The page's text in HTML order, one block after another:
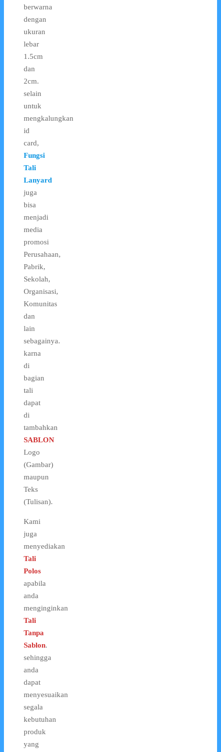
berwarna
dengan
ukuran
lebar
1.5cm
dan
2cm.
selain
untuk
mengkalungkan
id
card,
Fungsi
Tali
Lanyard
juga
bisa
menjadi
media
promosi
Perusahaan,
Pabrik,
Sekolah,
Organisasi,
Komunitas
dan
lain
sebagainya.
karna
di
bagian
tali
dapat
di
tambahkan
SABLON
Logo
(Gambar)
maupun
Teks
(Tulisan).
Kami
juga
menyediakan
Tali
Polos
apabila
anda
menginginkan
Tali
Tanpa
Sablon.
sehingga
anda
dapat
menyesuaikan
segala
kebutuhan
produk
yang